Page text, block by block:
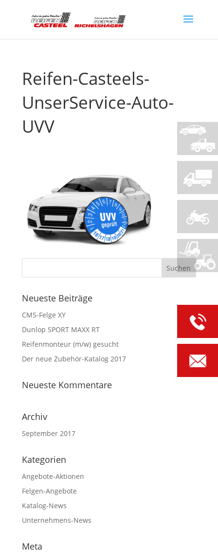
Reifen-Casteels-
UnserService-Auto-
UVV
Neueste Beiträge
CMS-Felge XY
Dunlop SPORT MAXX RT
Reifenmonteur (m/w) gesucht
Der neue Zubehör-Katalog 2017
Neueste Kommentare
Archiv
September 2017
Kategorien
Angebote-Aktionen
Felgen-Angebote
Katalog-News
Unternehmens-News
Meta